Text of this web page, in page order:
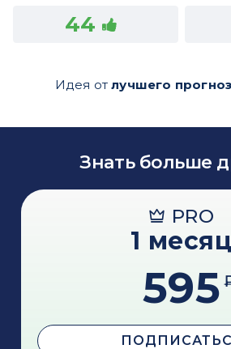
44
Идея отлучшего
Знать больше
PRO
1 месяц
595